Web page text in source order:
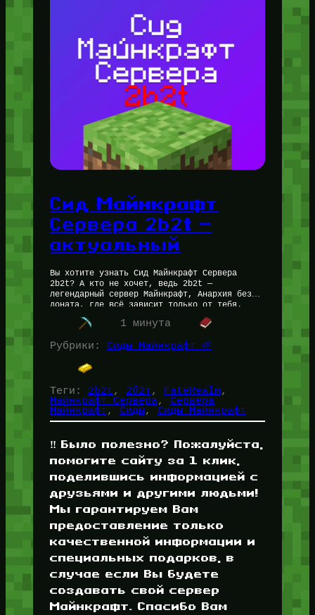
Сид Майнкрафт
Сервера 2b2t —
актуальный
Вы хотите узнать Сид Майнкрафт Сервера
2b2t? А кто не хочет, ведь 2b2t —
легендарный сервер Майнкрафт, Анархия без
доната, где всё зависит только от тебя.
Найти базы игроков и…
1 минута
Рубрики: Сиды Майнкрафт 🌱
Теги: 2b2t, 2б2т, FateRealm
Майнкрафт Сервера, Сервера
Майнкрафт, Сиды, Сиды Майнкрафт
‼️ Было полезно? Пожалуйста,
помогите сайту за 1 клик,
поделившись информацией с
друзьями и другими людьми!
Мы гарантируем Вам
предоставление только
качественной информации и
специальных подарков, в
случае если Вы будете
создавать свой сервер
Майнкрафт. Спасибо Вам